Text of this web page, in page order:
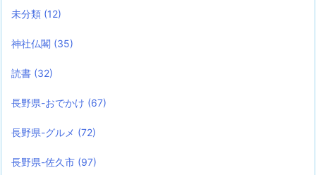
未分類 (12)
神社仏閣 (35)
読書 (32)
長野県-おでかけ (67)
長野県-グルメ (72)
長野県-佐久市 (97)